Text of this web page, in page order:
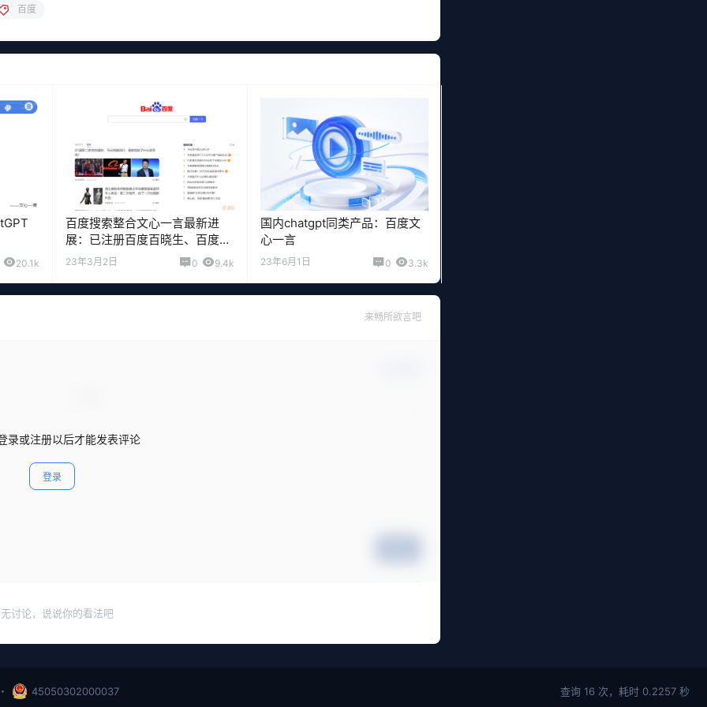
百度
20.1k
百度搜索整合文心一言最新进
展：已注册百度百晓生、百度晓
搜
23年3月2日 0 9.4k
国内chatgpt同类产品：百度文
心一言
23年6月1日 0 3.3k
来畅所欲言吧
录或注册以后才能发表评论
登录
讨论，说说你的看法吧
45050302000037 查询 16 次，耗时 0.2257 秒